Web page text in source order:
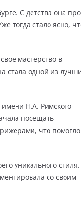
С детства она
тогда стало ясно,
мастерство в
стала одной из
имени Н.А. Римского-
посещать
что
уникального
со своим